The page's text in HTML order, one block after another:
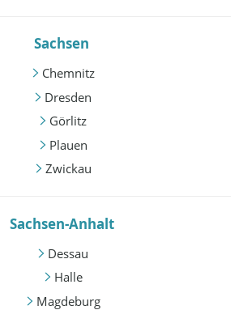
Sachsen
Chemnitz
Dresden
Görlitz
Plauen
Zwickau
Sachsen-Anhalt
Dessau
Halle
Magdeburg